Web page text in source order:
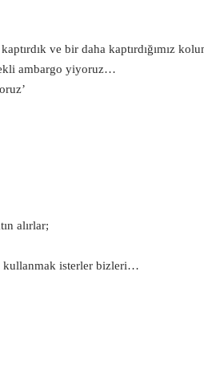
ve bir daha kaptırdığımız
ambargo yiyoruz…
alırlar;
kullanmak isterler bizleri…